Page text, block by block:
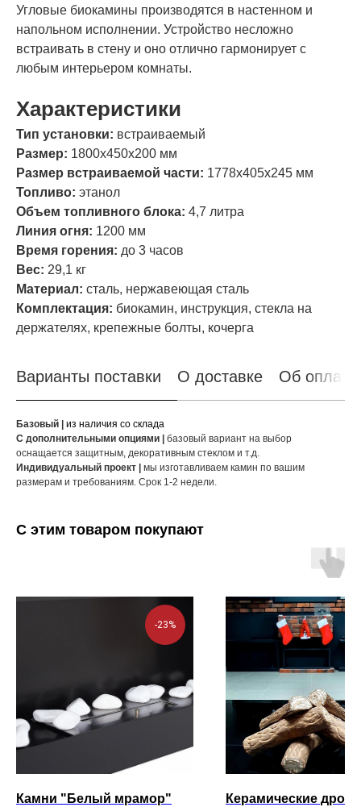
Угловые биокамины производятся в настенном и
напольном исполнении. Устройство несложно
встраивать в стену и оно отлично гармонирует с
любым интерьером комнаты.
Характеристики
Тип установки: встраиваемый
Размер: 1800х450х200 мм
Размер встраиваемой части: 1778х405х245 мм
Топливо: этанол
Объем топливного блока: 4,7 литра
Линия огня: 1200 мм
Время горения: до 3 часов
Вес: 29,1 кг
Материал: сталь, нержавеющая сталь
Комплектация: биокамин, инструкция, стекла на
держателях, крепежные болты, кочерга
Варианты поставки О доставке Об оплате
Базовый | из наличия со склада
С дополнительными опциями | базовый вариант на выбор
оснащается защитным, декоративным стеклом и т.д.
Индивидуальный проект | мы изготавливаем камин по вашим
размерам и требованиям. Срок 1-2 недели.
С этим товаром покупают
-23%
Камни "Белый мрамор"
Керамические